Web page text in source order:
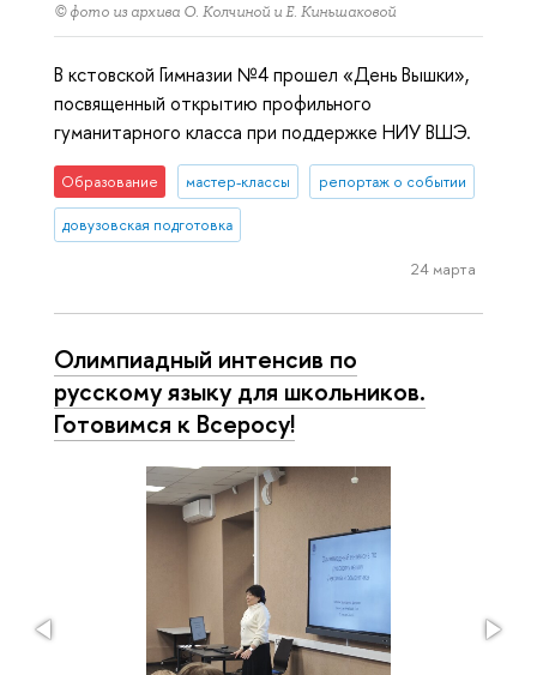
© фото из архива О. Колчиной и Е. Киньшаковой
В кстовской Гимназии №4 прошел «День Вышки»,
посвященный открытию профильного
гуманитарного класса при поддержке НИУ ВШЭ.
Образование мастер-классы репортаж о событии
довузовская подготовка
24 марта
Олимпиадный интенсив по
русскому языку для школьников.
Готовимся к Всеросу!